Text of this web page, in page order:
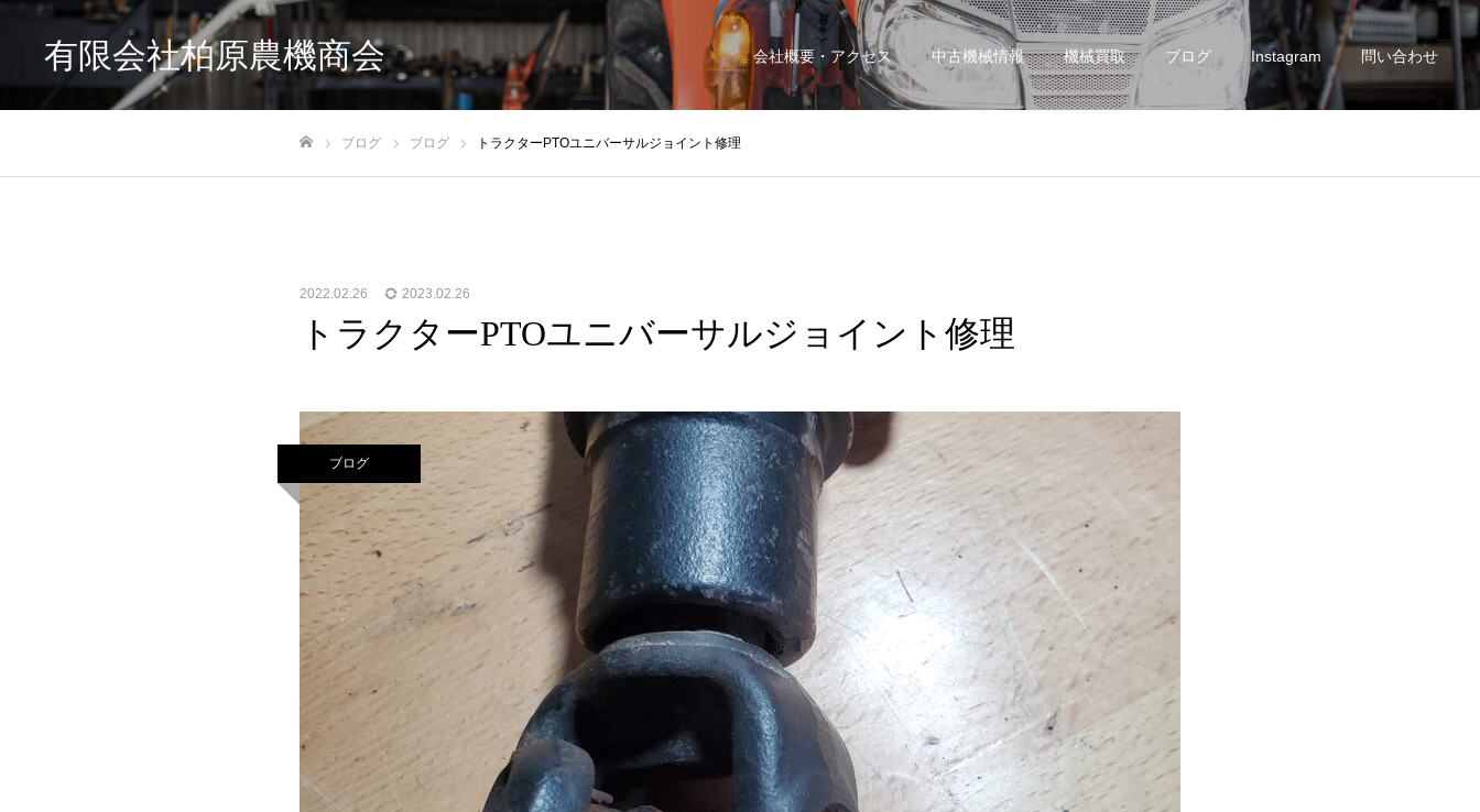
有限会社柏原農機商会 会社概要・アクセス 中古機械情報 機械買取 ブログ Instagram 問い合わせ
ブログ ブログ トラクターPTOユニバーサルジョイント修理
2022.02.26 2023.02.26
トラクターPTOユニバーサルジョイント修理
ブログ